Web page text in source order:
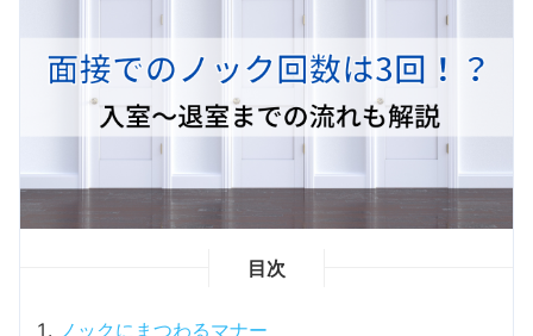
目次
ノックにまつわるマナー